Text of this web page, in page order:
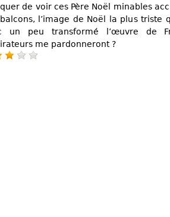
de voir ces Père Noël minables
l’image de Noël la plus triste
un peu transformé l’œuvre de
me pardonneront ?